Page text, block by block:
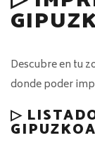
Descubre en tu
donde poder
▷
GIPUZKOA